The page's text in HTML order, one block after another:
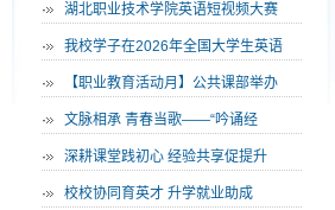
· 湖北职业技术学院英语短视频大赛
· 我校学子在2026年全国大学生英语
· 【职业教育活动月】公共课部举办
· 文脉相承 青春当歌——“吟诵经
· 深耕课堂践初心 经验共享促提升
· 校校协同育英才 升学就业助成